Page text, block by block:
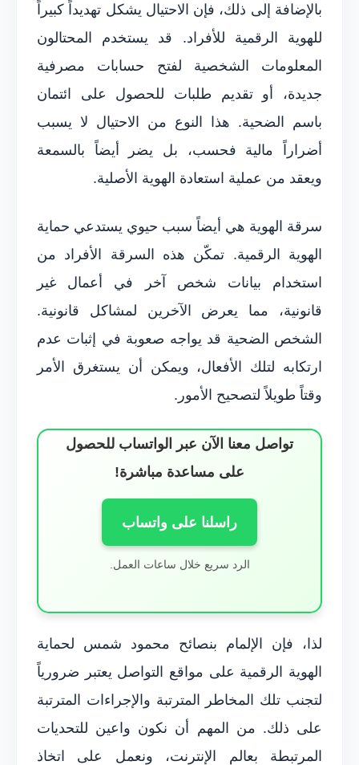
بالإضافة إلى ذلك، فإن الاحتيال يشكل تهديداً كبيراً
للهوية الرقمية للأفراد. قد يستخدم المحتالون
المعلومات الشخصية لفتح حسابات مصرفية
جديدة، أو تقديم طلبات للحصول على ائتمان
باسم الضحية. هذا النوع من الاحتيال لا يسبب
أضراراً مالية فحسب، بل يضر أيضاً بالسمعة
ويعقد من عملية استعادة الهوية الأصلية.
سرقة الهوية هي أيضاً سبب حيوي يستدعي حماية
الهوية الرقمية. تمكّن هذه السرقة الأفراد من
استخدام بيانات شخص آخر في أعمال غير
قانونية، مما يعرض الآخرين لمشاكل قانونية.
الشخص الضحية قد يواجه صعوبة في إثبات عدم
ارتكابه لتلك الأفعال، ويمكن أن يستغرق الأمر
وقتاً طويلاً لتصحيح الأمور.
تواصل معنا الآن عبر الواتساب للحصول
على مساعدة مباشرة!
راسلنا على واتساب
الرد سريع خلال ساعات العمل.
لذا، فإن الإلمام بنصائح محمود شمس لحماية
الهوية الرقمية على مواقع التواصل يعتبر ضرورياً
لتجنب تلك المخاطر المترتبة والإجراءات المترتبة
على ذلك. من المهم أن نكون واعين للتحديات
المرتبطة بعالم الإنترنت، ونعمل على اتخاذ